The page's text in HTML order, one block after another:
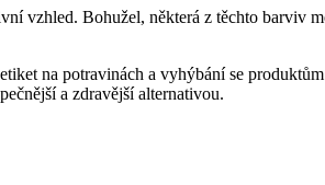
vzhled. Bohužel, některá z těchto barviv
na potravinách a vyhýbání se
a zdravější alternativou.